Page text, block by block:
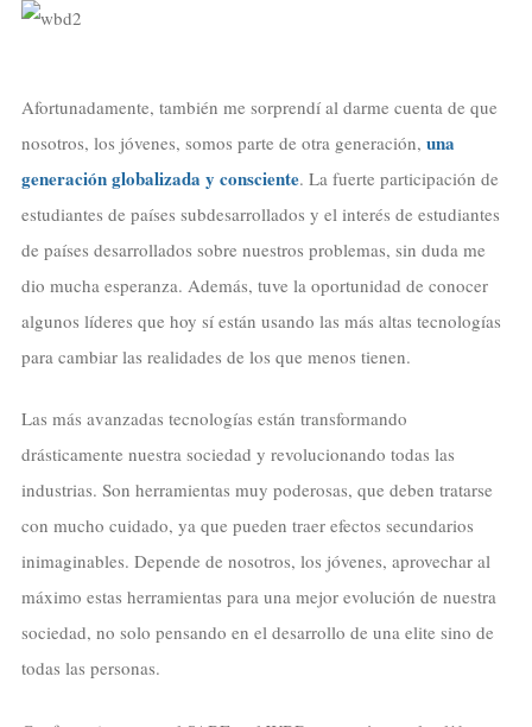
Afortunadamente, también me sorprendí al darme cuenta de que
nosotros, los jóvenes, somos parte de otra generación, una
generación globalizada y consciente. La fuerte participación de
estudiantes de países subdesarrollados y el interés de estudiantes
de países desarrollados sobre nuestros problemas, sin duda me
dio mucha esperanza. Además, tuve la oportunidad de conocer
algunos líderes que hoy sí están usando las más altas tecnologías
para cambiar las realidades de los que menos tienen.
Las más avanzadas tecnologías están transformando
drásticamente nuestra sociedad y revolucionando todas las
industrias. Son herramientas muy poderosas, que deben tratarse
con mucho cuidado, ya que pueden traer efectos secundarios
inimaginables. Depende de nosotros, los jóvenes, aprovechar al
máximo estas herramientas para una mejor evolución de nuestra
sociedad, no solo pensando en el desarrollo de una elite sino de
todas las personas.